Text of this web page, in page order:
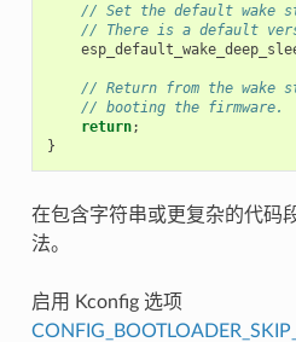
// Set the default wake
// There is a default
// Return from the wake
// booting the firmware.
return;
}
在包含字符串或更复杂的代码
法。
启用 Kconfig 选项